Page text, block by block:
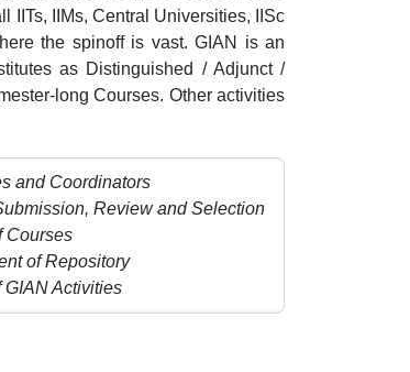
IITs, IIMs, Central Universities, IISc
the spinoff is vast. GIAN is an
as Distinguished / Adjunct /
long Courses. Other activities
and Coordinators
Review and Selection
Courses
of Repository
GIAN Activities